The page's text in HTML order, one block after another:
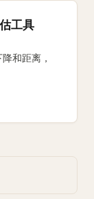
工具
和距离，